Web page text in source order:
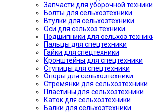
Запчасти для уборочной техники
Болты для сельхозтехники
Втулки для сельхозтехники
Оси для сельхоз техники
Подшипники для сельхоз
Пальцы для спецтехники
Гайки для спецтехники
Кронштейны для спецтехники
Ступицы для спецтехники
Опоры для сельхозтехники
Стремянки для сельхозтехники
Пластины для сельхозтехники
Каток для сельхозтехники
Балки для сельхозтехники